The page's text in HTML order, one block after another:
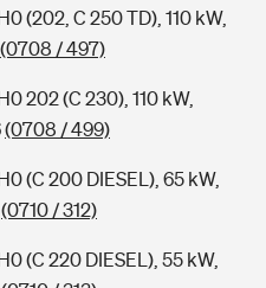
(202, C 250 TD), 110 kW,
(0708 / 497)
202 (C 230), 110 kW,
(0708 / 499)
(C 200 DIESEL), 65 kW,
(0710 / 312)
(C 220 DIESEL), 55 kW,